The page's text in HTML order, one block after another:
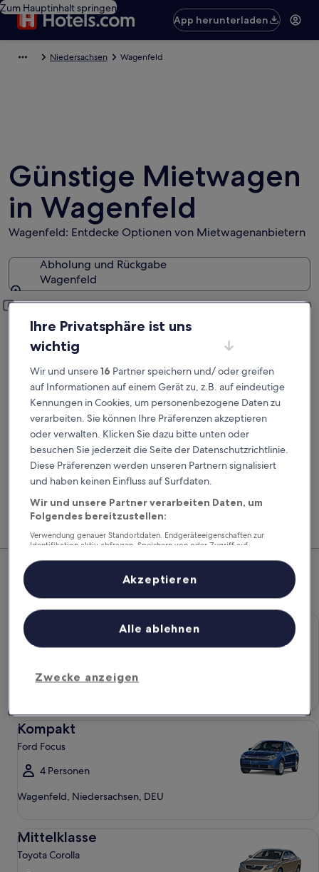
Zum Hauptinhalt springen
App herunterladen
Niedersachsen Wagenfeld
Günstige Mietwagen
in Wagenfeld
Wagenfeld: Entdecke Optionen von Mietwagenanbietern
Abholung und Rückgabe
Wagenfeld
Abholung und Rückgabe
Anderen Rückgabeort hinzufügen
Abholdatum
23. Aug.
Rückgabedatum
24. Aug.
Abholzeit
Rückgabezeit
Ich habe einen Rabattcode
Suchen
Vergleiche Autovermieter und buche Flug, Hotel
und Mietwagen zusammen, um noch mehr zu
sparen.
Top-Mietwagenangebote –
Wagenfeld
Economy
Chevrolet Spark
Wagenfeld, Niedersachsen, DEU
Economy Chevrolet Spark
Kompakt
Ford Focus
4 Personen
Wagenfeld, Niedersachsen, DEU
Kompakt Ford Focus
Mittelklasse
Toyota Corolla
Ihre Privatsphäre ist uns
wichtig
Wir und unsere16 Partner speichern und/ oder greifen
auf Informationen auf einem Gerät zu, z.B. auf eindeutige
Kennungen in Cookies, um personenbezogene Daten zu
verarbeiten. Sie können Ihre Präferenzen akzeptieren
oder verwalten. Klicken Sie dazu bitte unten oder
besuchen Sie jederzeit die Seite der Datenschutzrichtlinie.
Diese Präferenzen werden unseren Partnern signalisiert
und haben keinen Einfluss auf Surfdaten.
Wir und unsere Partner verarbeiten Daten, um
Folgendes bereitzustellen:
Verwendung genauer Standortdaten. Endgeräteeigenschaften zur
Identifikation aktiv abfragen. Speichern von oder Zugriff auf
Inhalte, Messung von Werbeleistung und der Performance von Inhalten,
Zielgruppenforschung sowie Entwicklung und Verbesserung von
Liste der Partner (Lieferanten)
Zwecke anzeigen
Alle ablehnen
Akzeptieren